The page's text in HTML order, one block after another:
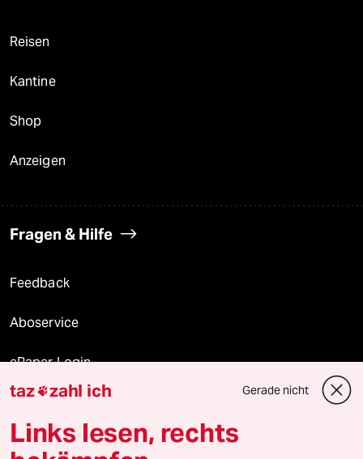
Reisen
Kantine
Shop
Anzeigen
Fragen & Hilfe
Feedback
Aboservice
ePaper Login
Downloads für Abonnierende
taz zahl ich Gerade nicht
Links lesen, rechts